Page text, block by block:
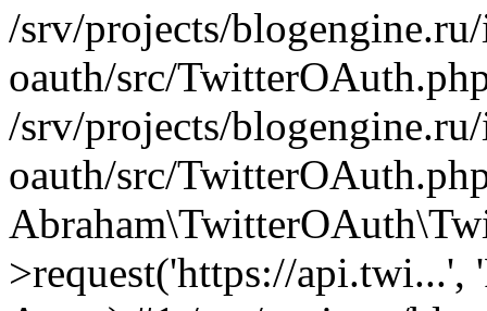
/srv/projects/
oauth/src/
/srv/projects/
oauth/src/
>request('https://